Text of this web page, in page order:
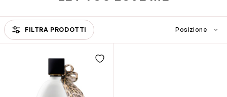
FILTRA PRODOTTI
Passa all'elenco prodotti